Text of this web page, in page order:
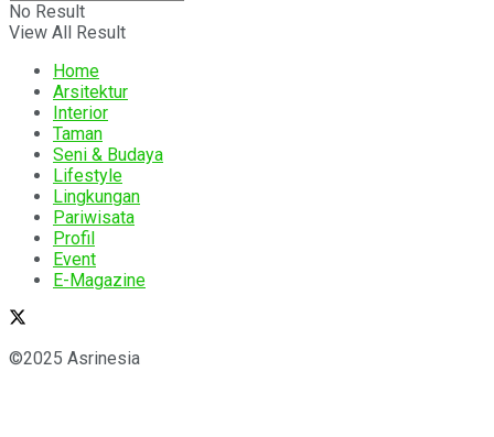
No Result
View All Result
Home
Arsitektur
Interior
Taman
Seni & Budaya
Lifestyle
Lingkungan
Pariwisata
Profil
Event
E-Magazine
©2025 Asrinesia